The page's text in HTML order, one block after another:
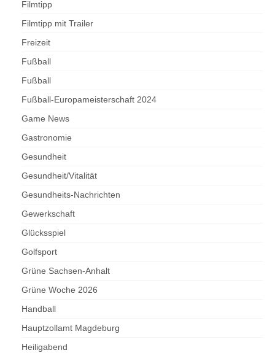
Filmtipp
Filmtipp mit Trailer
Freizeit
Fußball
Fußball
Fußball-Europameisterschaft 2024
Game News
Gastronomie
Gesundheit
Gesundheit/Vitalität
Gesundheits-Nachrichten
Gewerkschaft
Glücksspiel
Golfsport
Grüne Sachsen-Anhalt
Grüne Woche 2026
Handball
Hauptzollamt Magdeburg
Heiligabend